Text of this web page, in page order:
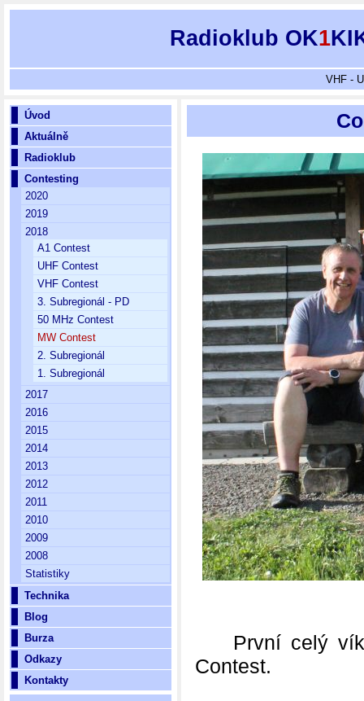
Radioklub OK1
VHF -
Úvod
Aktuálně
Radioklub
Contesting
2020
2019
2018
A1 Contest
UHF Contest
VHF Contest
3. Subregionál - PD
50 MHz Contest
MW Contest
2. Subregionál
1. Subregionál
2017
2016
2015
2014
2013
2012
2011
2010
2009
2008
Statistiky
Technika
Blog
Burza
Odkazy
Kontakty
První celý
Contest.